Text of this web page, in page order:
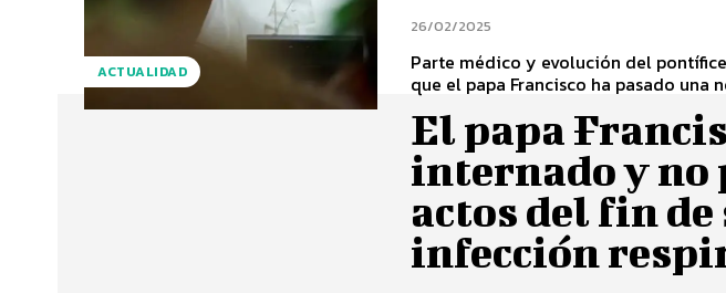
ACTUALIDAD
26/02/2025
Parte médico y evolución del
que el papa Francisco ha pasado una
El papa
internado y
actos del fin
infección